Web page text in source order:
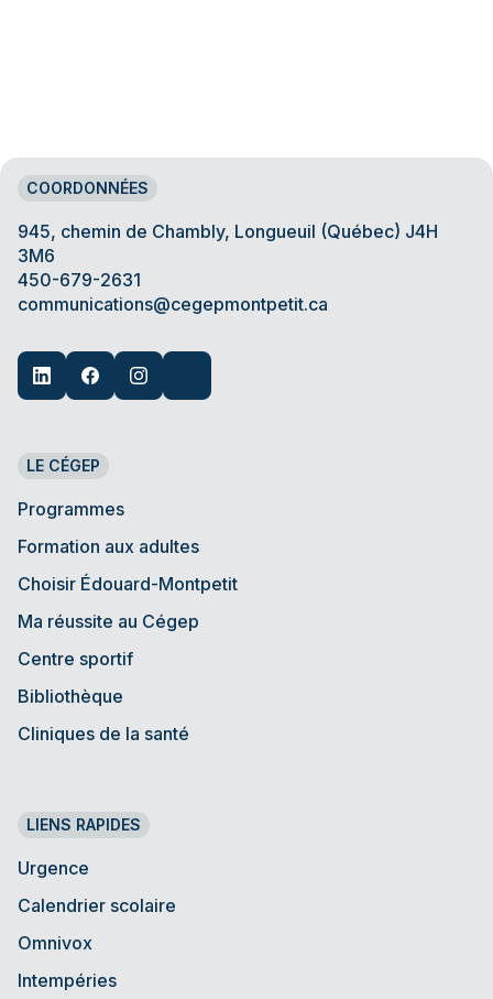
COORDONNÉES
945, chemin de Chambly, Longueuil (Québec) J4H
3M6
450-679-2631
communications@cegepmontpetit.ca
LE CÉGEP
Programmes
Formation aux adultes
Choisir Édouard-Montpetit
Ma réussite au Cégep
Centre sportif
Bibliothèque
Cliniques de la santé
LIENS RAPIDES
Urgence
Calendrier scolaire
Omnivox
Intempéries